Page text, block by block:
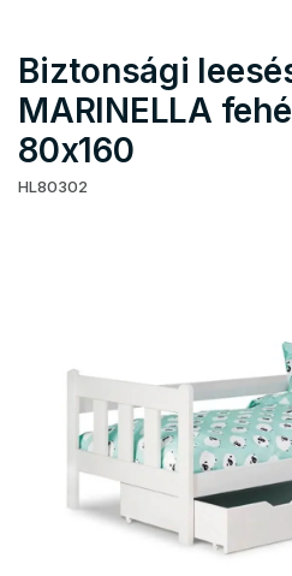
Biztonsági
MARINELLA
80x160
HL80302